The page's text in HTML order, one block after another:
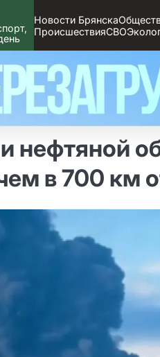
Новости Брянска
ПроисшествияСВО
нефтяной
в 700 км